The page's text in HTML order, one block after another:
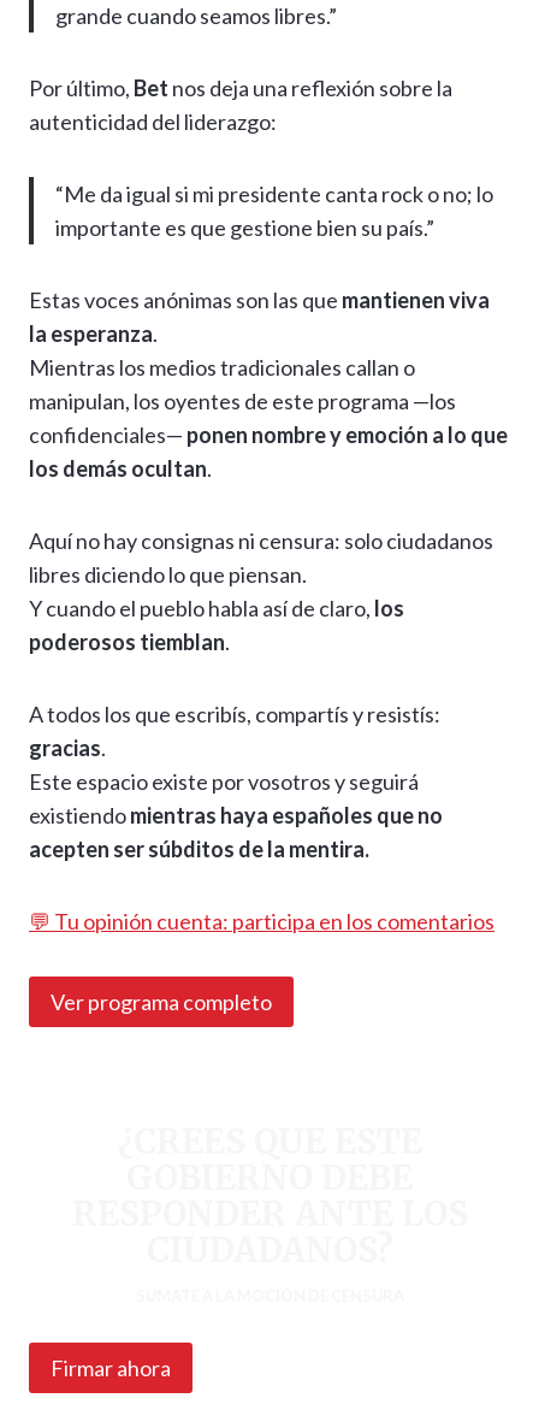
grande cuando seamos libres.”
Por último, Bet nos deja una reflexión sobre la
autenticidad del liderazgo:
“Me da igual si mi presidente canta rock o no; lo
importante es que gestione bien su país.”
Estas voces anónimas son las que mantienen viva
la esperanza.
Mientras los medios tradicionales callan o
manipulan, los oyentes de este programa —los
confidenciales— ponen nombre y emoción a lo que
los demás ocultan.
Aquí no hay consignas ni censura: solo ciudadanos
libres diciendo lo que piensan.
Y cuando el pueblo habla así de claro, los
poderosos tiemblan.
A todos los que escribís, compartís y resistís:
gracias.
Este espacio existe por vosotros y seguirá
existiendomientras haya españoles que no
acepten ser súbditos de la mentira.
💬 Tu opinión cuenta: participa en los comentarios
Ver programa completo
Firmar ahora